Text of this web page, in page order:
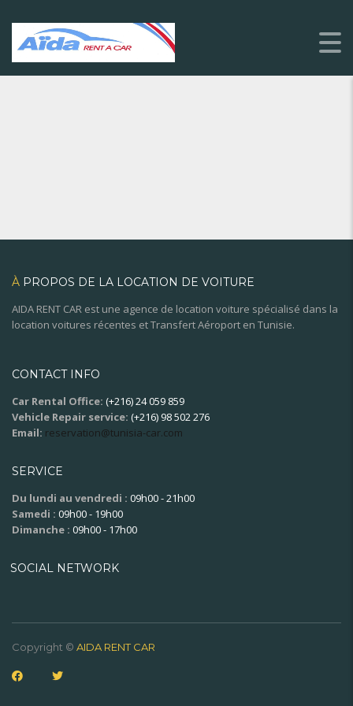
À PROPOS DE LA LOCATION DE VOITURE
AIDA RENT CAR est une agence de location voiture spécialisé dans la
location voitures récentes et Transfert Aéroport en Tunisie.
CONTACT INFO
Car Rental Office: (+216) 24 059 859
Vehicle Repair service: (+216) 98 502 276
Email: reservation@tunisia-car.com
SERVICE
Du lundi au vendredi : 09h00 - 21h00
Samedi : 09h00 - 19h00
Dimanche : 09h00 - 17h00
SOCIAL NETWORK
Copyright © AIDA RENT CAR